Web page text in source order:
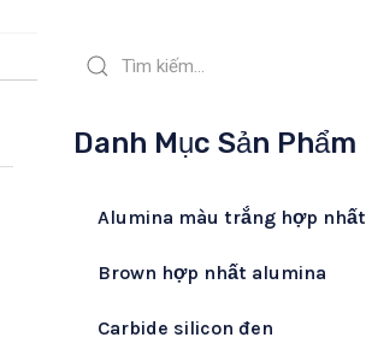
Danh Mục Sản Phẩm
Alumina màu trắng hợp nhất
Brown hợp nhất alumina
Carbide silicon đen